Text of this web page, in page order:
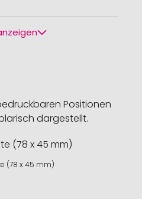
Positionen
dargestellt.
(78 x 45 mm)